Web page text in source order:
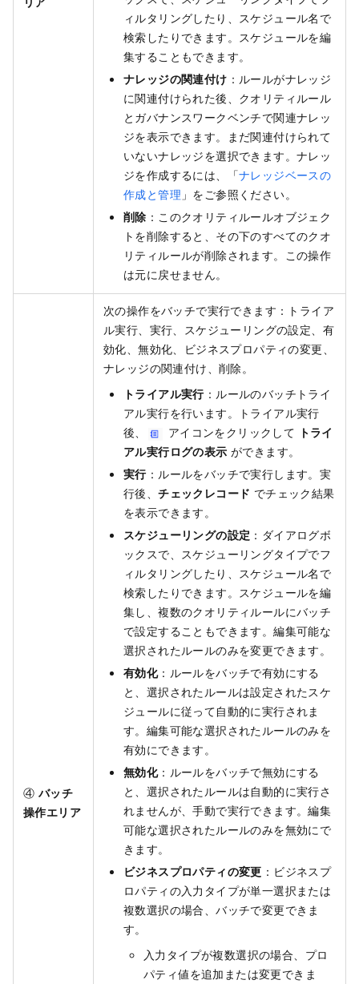
ィルタリングしたり、スケジュール名で
検索したりできます。スケジュールを編
集することもできます。
ナレッジの関連付け ：ルールがナレッジ
に関連付けられた後、クオリティルール
とガバナンスワークベンチで関連ナレッ
ジを表示できます。まだ関連付けられて
いないナレッジを選択できます。ナレッ
ジを作成するには、「ナレッジベースの
作成と管理 」をご参照ください。
削除 ：このクオリティルールオブジェク
トを削除すると、その下のすべてのクオ
リティルールが削除されます。この操作
は元に戻せません。
④ バッチ
操作エリア
次の操作をバッチで実行できます：トライア
ル実行、実行、スケジューリングの設定、有
効化、無効化、ビジネスプロパティの変更、
ナレッジの関連付け、削除。
トライアル実行：ルールのバッチトライ
アル実行を行います。トライアル実行
後、
アイコンをクリックして トライ
アル実行ログの表示 ができます。
実行：ルールをバッチで実行します。実
行後、チェックレコード でチェック結果
を表示できます。
スケジューリングの設定 ：ダイアログボ
ックスで、スケジューリングタイプでフ
ィルタリングしたり、スケジュール名で
検索したりできます。スケジュールを編
集し、複数のクオリティルールにバッチ
で設定することもできます。編集可能な
選択されたルールのみを変更できます。
有効化：ルールをバッチで有効にする
と、選択されたルールは設定されたスケ
ジュールに従って自動的に実行されま
す。編集可能な選択されたルールのみを
有効にできます。
無効化：ルールをバッチで無効にする
と、選択されたルールは自動的に実行さ
れませんが、手動で実行できます。編集
可能な選択されたルールのみを無効にで
きます。
ビジネスプロパティの変更 ：ビジネスプ
ロパティの入力タイプが単一選択または
複数選択の場合、バッチで変更できま
す。
入力タイプが複数選択の場合、プロ
パティ値を追加または変更できま